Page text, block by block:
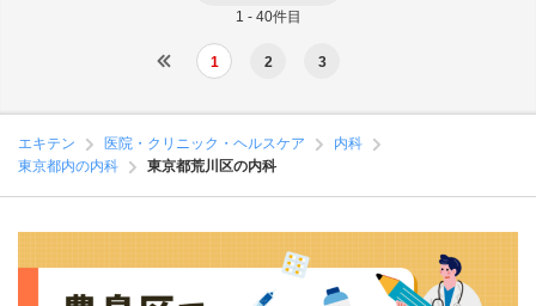
1 - 40件目
1 2 3
エキテン 医院・クリニック・ヘルスケア
内科
東京都内の内科
東京都荒川区の内科